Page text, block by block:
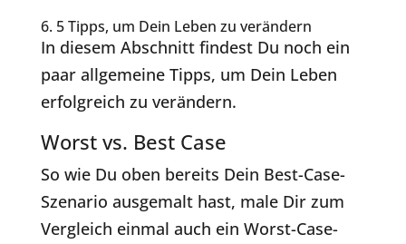
6. 5 Tipps, um Dein Leben zu verändern
In diesem Abschnitt findest Du noch ein
paar allgemeine Tipps, um Dein Leben
erfolgreich zu verändern.
Worst vs. Best Case
So wie Du oben bereits Dein Best-Case-
Szenario ausgemalt hast, male Dir zum
Vergleich einmal auch ein Worst-Case-